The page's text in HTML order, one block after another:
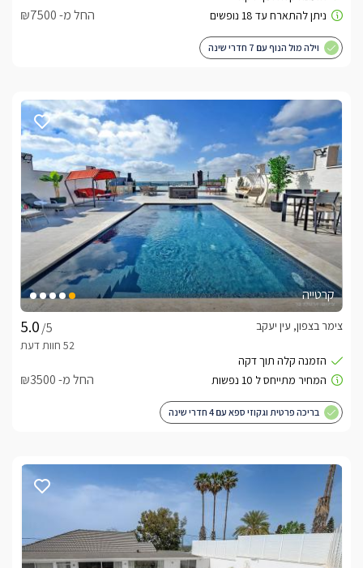
החל מ- ₪7500
וילה מול הנוף עם 7 חדרי שינה
קרטייה
/5
צימר בצפון, עין יעקב
החל מ- ₪3500
בריכה פרטית וגקוזי ספא עם 4 חדרי שינה